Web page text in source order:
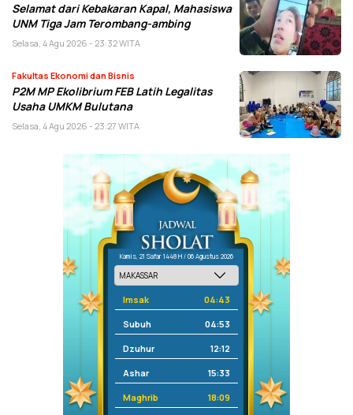
Selamat dari Kebakaran Kapal, Mahasiswa
UNM Tiga Jam Terombang-ambing
Selasa, 4 Agu 2026 - 23:32 WITA
Fakultas Ekonomi dan Bisnis
P2M MP Ekolibrium FEB Latih Legalitas
Usaha UMKM Bulutana
Selasa, 4 Agu 2026 - 23:27 WITA
Kamis, 21 Safar 1448 H / 06 Agustus 2026
Imsak 04:43
Subuh 04:53
Dzuhur 12:12
Ashar 15:33
Maghrib 18:09